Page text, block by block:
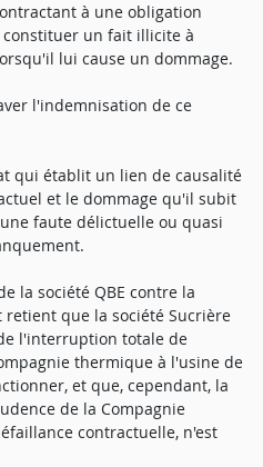
à une obligation
un fait illicite à
lui cause un dommage.
l'indemnisation de ce
qui établit un lien de causalité
et le dommage qu'il subit
faute délictuelle ou quasi
la société QBE contre la
que la société Sucrière
l'interruption totale de
thermique à l'usine de
et que, cependant, la
de la Compagnie
contractuelle, n'est